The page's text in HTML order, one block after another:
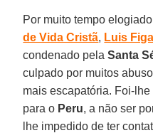
Por muito tempo
de Vida Cristã, Luis
condenado pelaSanta
culpado por muitos
mais escapatória. Foi-
para o Peru, a não ser
lhe impedido de ter